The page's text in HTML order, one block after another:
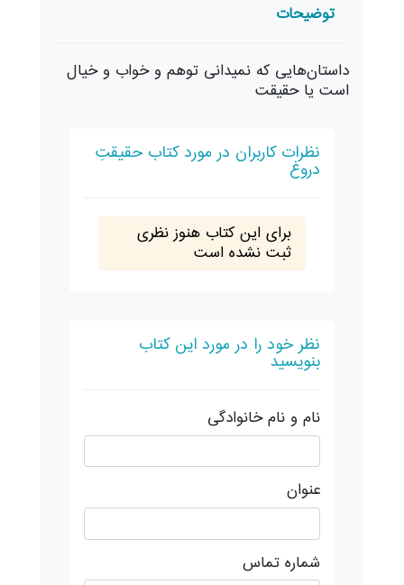
توضیحات
داستان‌هایی که نمیدانی توهم و خواب و خیال
است یا حقیقت
نظرات کاربران در مورد کتاب حقیقتِ
دروغ
برای این کتاب هنوز نظری
ثبت نشده است
نظر خود را در مورد این کتاب
بنویسید
نام و نام خانوادگی
عنوان
شماره تماس